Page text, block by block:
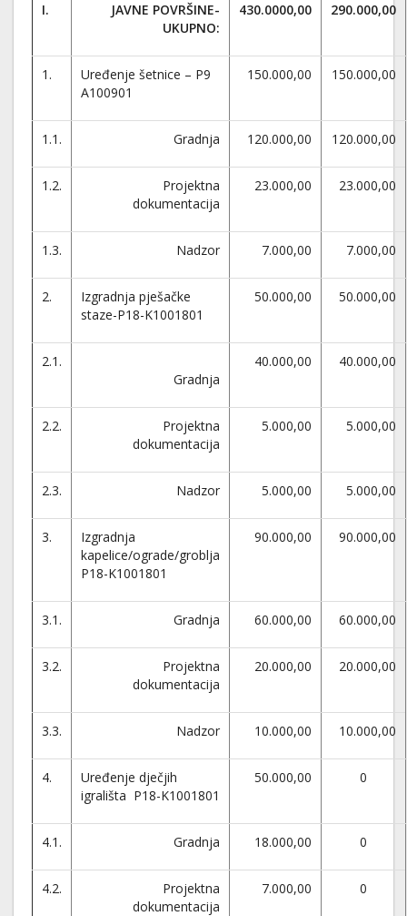
I.
JAVNE POVRŠINE-
UKUPNO:
430.0000,00 290.000,00
1.
Uređenje šetnice – P9
A100901
150.000,00 150.000,00
1.1. Gradnja 120.000,00 120.000,00
1.2.
Projektna
dokumentacija
23.000,00 23.000,00
1.3. Nadzor 7.000,00 7.000,00
2.
Izgradnja pješačke
staze-P18-K1001801
50.000,00 50.000,00
2.1.
Gradnja
40.000,00 40.000,00
2.2.
Projektna
dokumentacija
5.000,00 5.000,00
2.3. Nadzor 5.000,00 5.000,00
3.
Izgradnja
kapelice/ograde/groblja
P18-K1001801
90.000,00 90.000,00
3.1. Gradnja 60.000,00 60.000,00
3.2.
Projektna
dokumentacija
20.000,00 20.000,00
3.3. Nadzor 10.000,00 10.000,00
4.
Uređenje dječjih
igrališta P18-K1001801
50.000,00 0
4.1. Gradnja 18.000,00 0
4.2.
Projektna
dokumentacija
7.000,00 0